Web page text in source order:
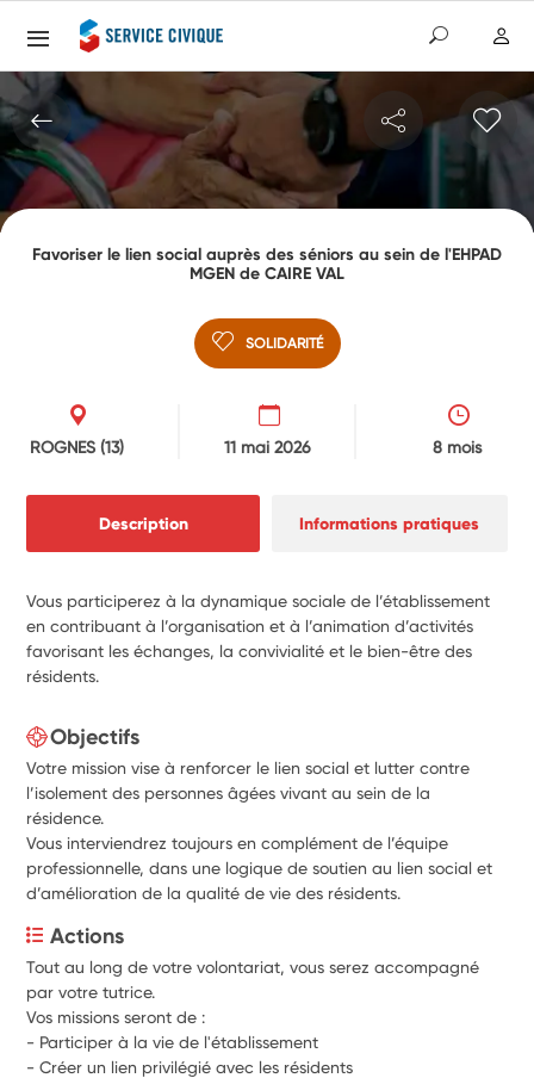
Favoriser le lien social auprès des séniors au sein de l'EHPAD
MGEN de CAIRE VAL
SOLIDARITÉ
ROGNES(13) 11 mai 2026 8 mois
Description Informations pratiques
Vous participerez à la dynamique sociale de l’établissement
en contribuant à l’organisation et à l’animation d’activités
favorisant les échanges, la convivialité et le bien-être des
résidents.
Objectifs
Votre mission vise à renforcer le lien social et lutter contre
l’isolement des personnes âgées vivant au sein de la
résidence.
Vous interviendrez toujours en complément de l’équipe
professionnelle, dans une logique de soutien au lien social et
d’amélioration de la qualité de vie des résidents.
Actions
Tout au long de votre volontariat, vous serez accompagné
- Participer à la vie de l'établissement
- Créer un lien privilégié avec les résidents